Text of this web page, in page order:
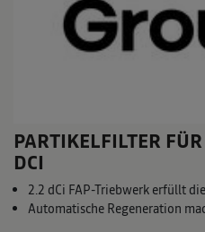
PARTIKELFILTER
DCI
2.2 dCi FAP-Triebwerk erfüllt
Automatische Regeneration